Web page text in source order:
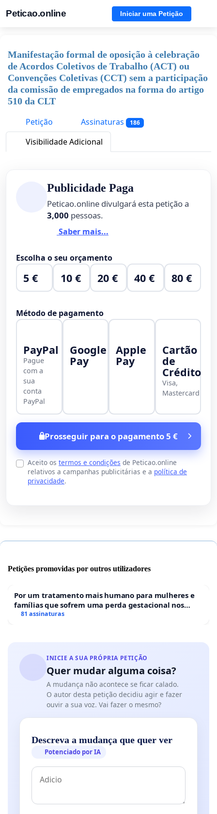
Peticao.online Iniciar uma Petição
Manifestação formal de oposição à celebração
de Acordos Coletivos de Trabalho (ACT) ou
Convenções Coletivas (CCT) sem a participação
da comissão de empregados na forma do artigo
510 da CLT
Petição
Assinaturas 186
Visibilidade Adicional
Publicidade Paga
Peticao.online divulgará esta petição a
3,000 pessoas.
Saber mais...
Escolha o seu orçamento
5 € 10 € 20 € 40 € 80 €
Método de pagamento
PayPal
Pague
com a
sua
conta
PayPal
Google
Pay
Apple
Pay
Cartão
de
Crédito
Visa,
Mastercard
Prosseguir para o pagamento 5 €
Aceito os termos e condições de Peticao.online
relativos a campanhas publicitárias e a política de
privacidade.
Petições promovidas por outros utilizadores
Por um tratamento mais humano para mulheres e
famílias que sofrem uma perda gestacional nos
hospitais portugueses
81 assinaturas
INICIE A SUA PRÓPRIA PETIÇÃO
Quer mudar alguma coisa?
A mudança não acontece se ficar calado.
O autor desta petição decidiu agir e fazer
ouvir a sua voz. Vai fazer o mesmo?
Descreva a mudança que quer ver
Potenciado por IA